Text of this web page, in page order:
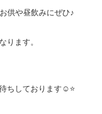
供や昼飲みにぜひ♪
ります。
ちしております☺️⭐️